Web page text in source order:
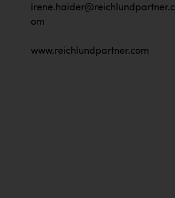
irene.haider@reichlundpartner.c
om
www.reichlundpartner.com